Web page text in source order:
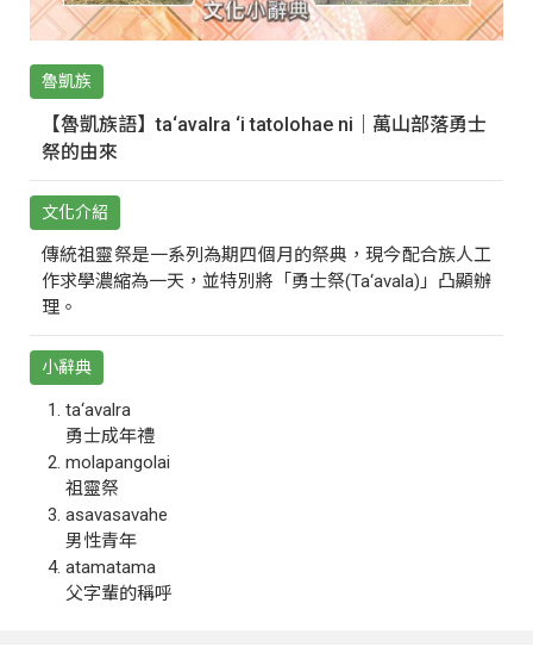
魯凱族
【魯凱族語】ta‘avalra ‘i tatolohae ni｜萬山部落勇士
祭的由來
文化介紹
傳統祖靈祭是一系列為期四個月的祭典，現今配合族人工
作求學濃縮為一天，並特別將「勇士祭(Ta‘avala)」凸顯辦
理。
小辭典
ta‘avalra
勇士成年禮
molapangolai
祖靈祭
asavasavahe
男性青年
atamatama
父字輩的稱呼